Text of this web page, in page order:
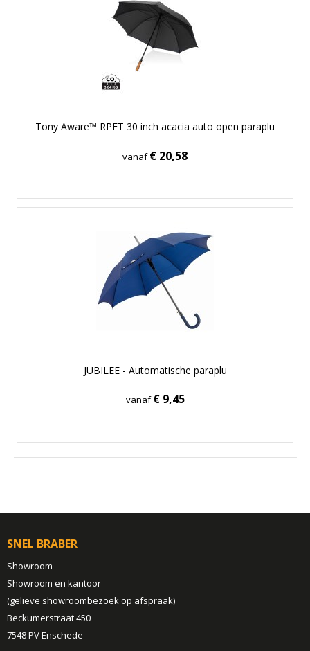
Tony Aware™ RPET 30 inch acacia auto open paraplu
vanaf€ 20,58
JUBILEE - Automatische paraplu
vanaf€ 9,45
SNEL BRABER
Showroom
Showroom en kantoor
(gelieve showroombezoek op afspraak)
Beckumerstraat 450
7548 PV Enschede